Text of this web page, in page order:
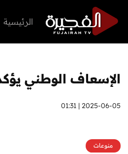
الرئيسية
الإسعاف الوطني
2025-06-05 | 01:31
منوعات